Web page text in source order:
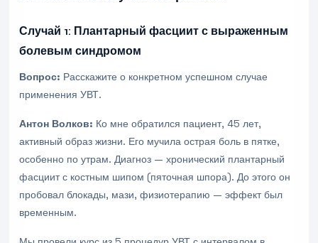
Случай 1: Плантарный фасциит с выраженным
болевым синдромом
Вопрос: Расскажите о конкретном успешном случае
применения УВТ.
Антон Волков: Ко мне обратился пациент, 45 лет,
активный образ жизни. Его мучила острая боль в пятке,
особенно по утрам. Диагноз — хронический плантарный
фасциит с костным шипом (пяточная шпора). До этого он
пробовал блокады, мази, физиотерапию — эффект был
временным.